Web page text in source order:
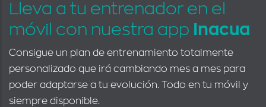
Lleva a tu entrenador en el
móvil con nuestra app
Inacua
Consigue un plan de entrenamiento totalmente
personalizado que irá cambiando mes a mes para
poder adaptarse a tu evolución. Todo en tu móvil y
siempre disponible.